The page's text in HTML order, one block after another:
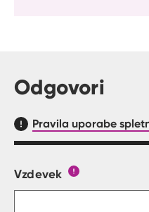
Odgovori
Pravila uporabe
Obrazec, kjer lahko
Vzdevek